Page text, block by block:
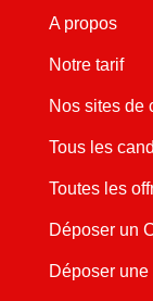
A propos
Notre tarif
Nos sites de
Tous les
Toutes les
Déposer un
Déposer